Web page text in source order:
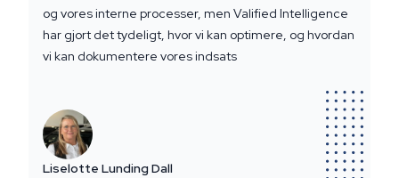
og vores interne processer, men Valified Intelligence
har gjort det tydeligt, hvor vi kan optimere, og hvordan
vi kan dokumentere vores indsats
Liselotte Lunding Dall